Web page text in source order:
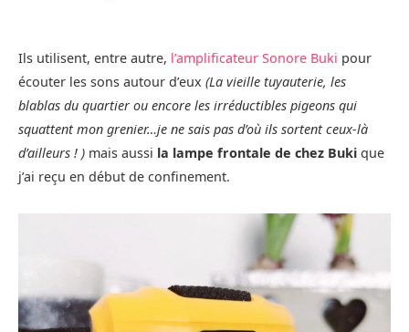
Ils utilisent, entre autre, l’amplificateur Sonore Buki pour
écouter les sons autour d’eux (La vieille tuyauterie, les
blablas du quartier ou encore les irréductibles pigeons qui
squattent mon grenier…je ne sais pas d’où ils sortent ceux-là
d’ailleurs ! ) mais aussi la lampe frontale de chez Buki que
j’ai reçu en début de confinement.